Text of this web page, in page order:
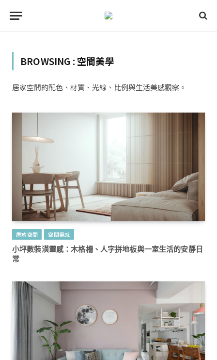
BROWSING : 空間美學
居家空間的配色、材質、光線、比例與生活美感觀察。
療癒空間
空間靈感
小坪數裝潢靈感：木格柵、人字拼地板與一室生活的安靜日
常